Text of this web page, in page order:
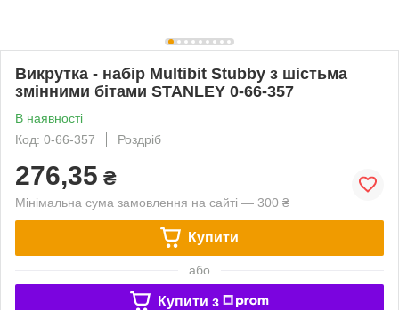
Викрутка - набір Multibit Stubby з шістьма
змінними бітами STANLEY 0-66-357
В наявності
Код: 0-66-357
Роздріб
276,35 ₴
Мінімальна сума замовлення на сайті — 300 ₴
Купити
або
Купити з